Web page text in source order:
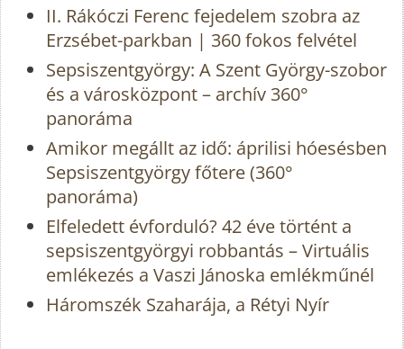
II. Rákóczi Ferenc fejedelem szobra az
Erzsébet-parkban | 360 fokos felvétel
Sepsiszentgyörgy: A Szent György-szobor
és a városközpont – archív 360°
panoráma
Amikor megállt az idő: áprilisi hóesésben
Sepsiszentgyörgy főtere (360°
panoráma)
Elfeledett évforduló? 42 éve történt a
sepsiszentgyörgyi robbantás – Virtuális
emlékezés a Vaszi Jánoska emlékműnél
Háromszék Szaharája, a Rétyi Nyír